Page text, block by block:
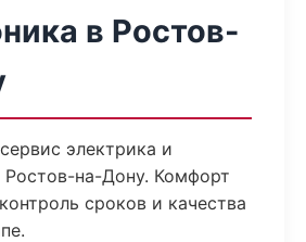
в Ростов-
электрика и
Ростов-на-Дону. Комфорт
сроков и качества